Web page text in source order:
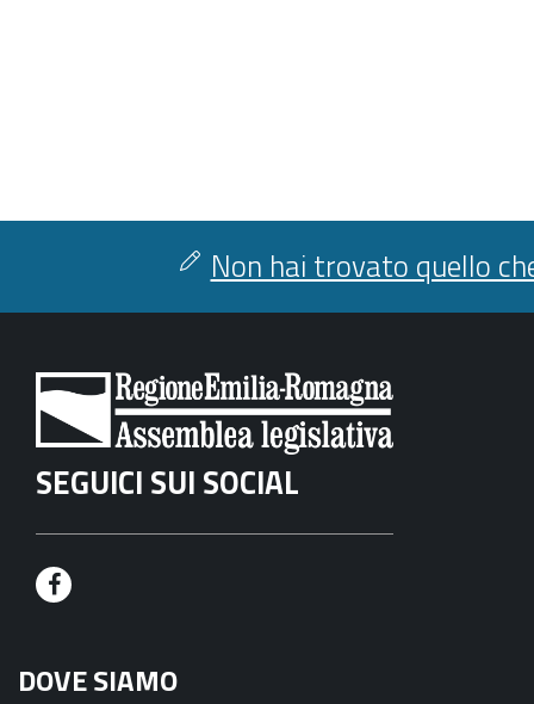
Non hai trovato quello
SEGUICI SUI SOCIAL
F
c
DOVE SIAMO